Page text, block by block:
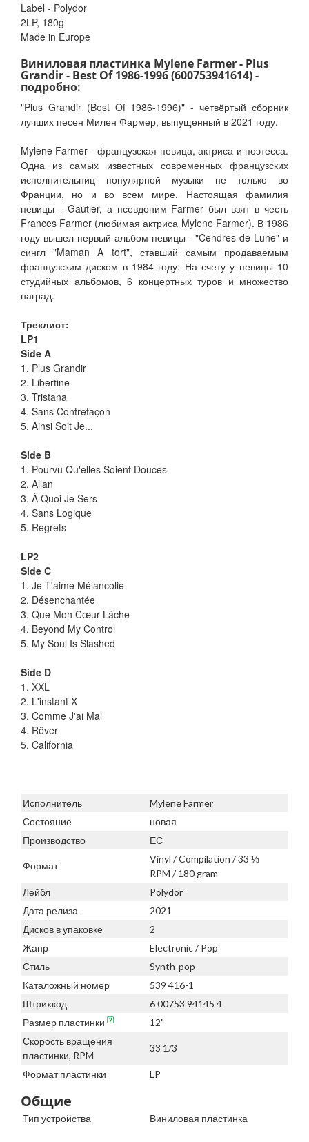
Label - Polydor
2LP, 180g
Made in Europe
Виниловая пластинка Mylene Farmer - Plus
Grandir - Best Of 1986-1996 (600753941614) -
подробно:
"Plus Grandir (Best Of 1986-1996)" - четвёртый сборник
лучших песен Милен Фармер, выпущенный в 2021 году.
Mylene Farmer - французская певица, актриса и поэтесса.
Одна из самых известных современных французских
исполнительниц популярной музыки не только во
Франции, но и во всем мире. Настоящая фамилия
певицы - Gautier, а псевдоним Farmer был взят в честь
Frances Farmer (любимая актриса Mylene Farmer). В 1986
году вышел первый альбом певицы - "Cendres de Lune" и
сингл "Maman A tort", ставший самым продаваемым
французским диском в 1984 году. На счету у певицы 10
студийных альбомов, 6 концертных туров и множество
наград.
Треклист:
LP1
Side A
1. Plus Grandir
2. Libertine
3. Tristana
4. Sans Contrefaçon
5. Ainsi Soit Je...
Side B
1. Pourvu Qu'elles Soient Douces
2. Allan
3. À Quoi Je Sers
4. Sans Logique
5. Regrets
LP2
Side C
1. Je T'aime Mélancolie
2. Désenchantée
3. Que Mon Cœur Lâche
4. Beyond My Control
5. My Soul Is Slashed
Side D
1. XXL
2. L'instant X
3. Comme J'ai Mal
4. Rêver
5. California
Исполнитель
Mylene Farmer
Состояние
новая
Производство
ЕС
Формат
Vinyl / Compilation / 33 ⅓
RPM / 180 gram
Лейбл
Polydor
Дата релиза
2021
Дисков в упаковке
2
Жанр
Electronic / Pop
Стиль
Synth-pop
Каталожный номер
539 416-1
Штрихкод
6 00753 94145 4
Размер пластинки
12"
Скорость вращения
пластинки, RPM
33 1/3
Формат пластинки LP
Общие
Тип устройства Виниловая пластинка